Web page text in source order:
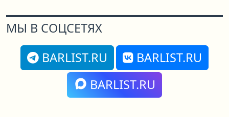
МЫ В СОЦСЕТЯХ
BARLIST.RU
BARLIST.RU
BARLIST.RU